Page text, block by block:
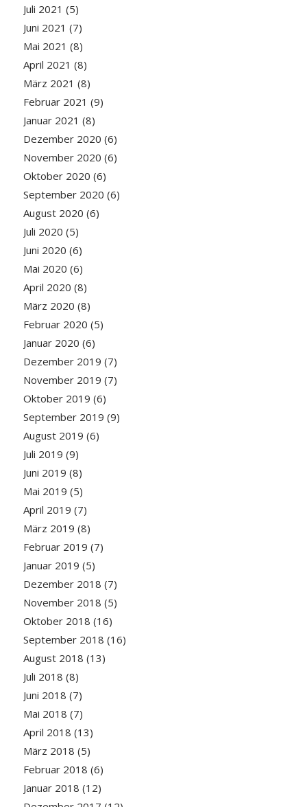
Juli 2021 (5)
Juni 2021 (7)
Mai 2021 (8)
April 2021 (8)
März 2021 (8)
Februar 2021 (9)
Januar 2021 (8)
Dezember 2020 (6)
November 2020 (6)
Oktober 2020 (6)
September 2020 (6)
August 2020 (6)
Juli 2020 (5)
Juni 2020 (6)
Mai 2020 (6)
April 2020 (8)
März 2020 (8)
Februar 2020 (5)
Januar 2020 (6)
Dezember 2019 (7)
November 2019 (7)
Oktober 2019 (6)
September 2019 (9)
August 2019 (6)
Juli 2019 (9)
Juni 2019 (8)
Mai 2019 (5)
April 2019 (7)
März 2019 (8)
Februar 2019 (7)
Januar 2019 (5)
Dezember 2018 (7)
November 2018 (5)
Oktober 2018 (16)
September 2018 (16)
August 2018 (13)
Juli 2018 (8)
Juni 2018 (7)
Mai 2018 (7)
April 2018 (13)
März 2018 (5)
Februar 2018 (6)
Januar 2018 (12)